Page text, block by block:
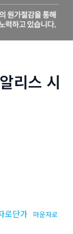
리스 시
로단가
마운자로